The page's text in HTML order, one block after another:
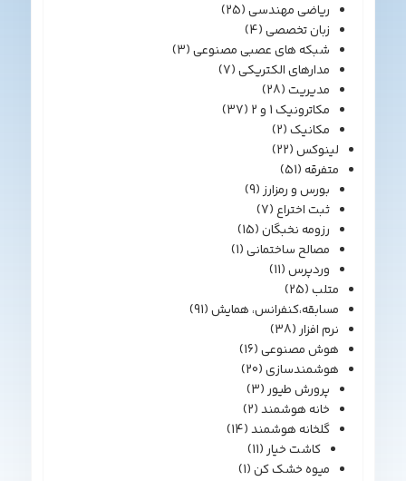
ریاضی مهندسی(25)
زبان تخصصی(4)
شبکه های عصبی مصنوعی(3)
مدارهای الکتریکی(7)
مدیریت(28)
مکاترونیک 1 و 2
(37)
مکانیک(2)
لینوکس(22)
متفرقه(51)
بورس و رمزارز(9)
ثبت اختراع(7)
رزومه نخبگان(15)
مصالح ساختمانی(1)
وردپرس(11)
متلب(25)
مسابقه،کنفرانس، همایش(91)
نرم افزار(38)
هوش مصنوعی(16)
هوشمندسازی(20)
پرورش طیور(3)
خانه هوشمند(2)
گلخانه هوشمند(14)
کاشت خیار(11)
میوه خشک کن(1)